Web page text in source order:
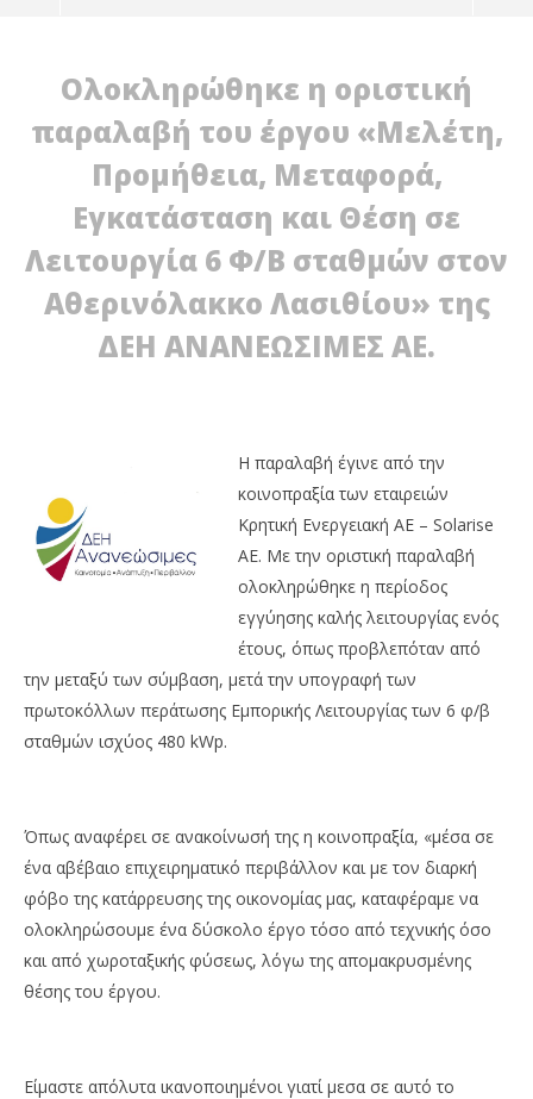
NOW VIEWING
Μονάδα φωτοβολταϊκών στο Λασήθι
25/07/2013
EnergyIn
Ολοκληρώθηκε η οριστική
παραλαβή του έργου «Μελέτη,
Προμήθεια, Μεταφορά,
Εγκατάσταση και Θέση σε
Λειτουργία 6 Φ/Β σταθμών στον
Αθερινόλακκο Λασιθίου» της
ΔΕΗ ΑΝΑΝΕΩΣΙΜΕΣ ΑΕ.
Η παραλαβή έγινε από την
κοινοπραξία των εταιρειών
Κρητική Ενεργειακή AE – Solarise
AE. Με την οριστική παραλαβή
ολοκληρώθηκε η περίοδος
εγγύησης καλής λειτουργίας ενός
έτους, όπως προβλεπόταν από
την μεταξύ των σύμβαση, μετά την υπογραφή των
πρωτοκόλλων περάτωσης Εμπορικής Λειτουργίας των 6 φ/β
σταθμών ισχύος 480 kWp.
Όπως αναφέρει σε ανακοίνωσή της η κοινοπραξία, «μέσα σε
ένα αβέβαιο επιχειρηματικό περιβάλλον και με τον διαρκή
φόβο της κατάρρευσης της οικονομίας μας, καταφέραμε να
ολοκληρώσουμε ένα δύσκολο έργο τόσο από τεχνικής όσο
και από χωροταξικής φύσεως, λόγω της απομακρυσμένης
θέσης του έργου.
Είμαστε απόλυτα ικανοποιημένοι γιατί μεσα σε αυτό το